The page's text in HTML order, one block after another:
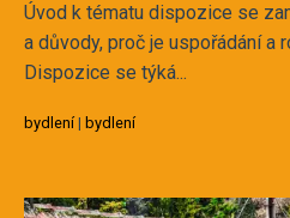
Úvod k tématu dispozice se
a důvody, proč je uspořádání a
Dispozice se týká...
bydlení | bydlení